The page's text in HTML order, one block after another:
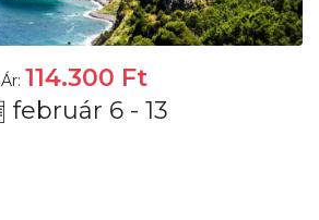
Ár: 114.300 Ft
február 6 - 13